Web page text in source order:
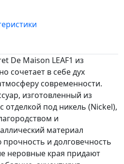
De Maison LEAF1 из
сочетает в себе дух
современности.
изготовленный из
отделкой под никель (Nickel),
и
материал
и долговечность
неровные края придают